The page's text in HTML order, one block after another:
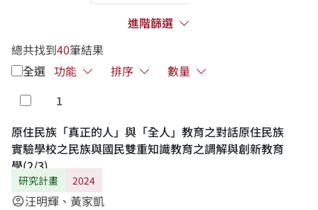
進階篩選
總共找到40筆結果
全選 功能 排序
數量
勾選
1
原住民族「真正的人」與「全人」教育之對話原住民族
實驗學校之民族與國民雙重知識教育之調解與創新教育
學(2/3)
研究計畫 2024
account_circle汪明輝、黃家凱